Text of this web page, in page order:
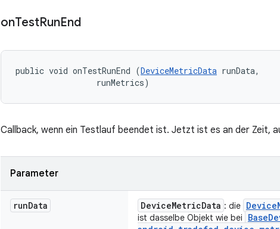
onTestRunEnd
public void onTestRunEnd (DeviceMetricData runData,
runMetrics)
Callback, wenn ein Testlauf beendet ist. Jetzt ist es an der Zeit,
Parameter
runData DeviceMetricData : die Device
ist dasselbe Objekt wie bei
Base